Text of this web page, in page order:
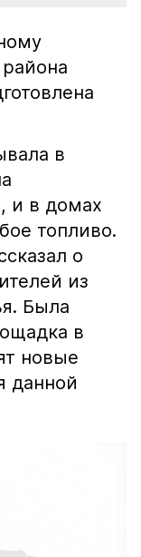
в
и в домах
топливо.
о
из
Была
в
новые
данной